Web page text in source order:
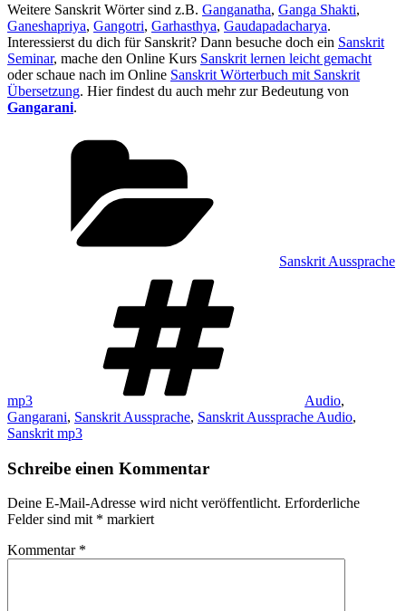
Weitere Sanskrit Wörter sind z.B. Ganganatha, Ganga Shakti,
Ganeshapriya, Gangotri, Garhasthya, Gaudapadacharya.
Interessierst du dich für Sanskrit? Dann besuche doch ein Sanskrit
Seminar, mache den Online Kurs Sanskrit lernen leicht gemacht
oder schaue nach im Online Sanskrit Wörterbuch mit Sanskrit
Übersetzung. Hier findest du auch mehr zur Bedeutung von
Gangarani.
Sanskrit Aussprache
mp3 Audio,
Gangarani, Sanskrit Aussprache, Sanskrit Aussprache Audio,
Sanskrit mp3
Schreibe einen Kommentar
Deine E-Mail-Adresse wird nicht veröffentlicht. Erforderliche
Felder sind mit * markiert
Kommentar *